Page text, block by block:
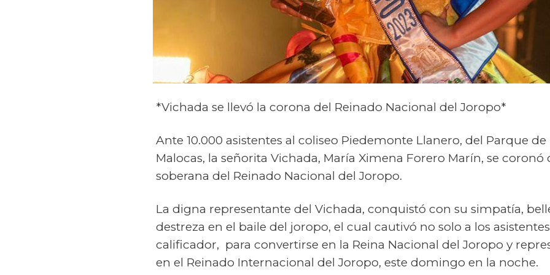
*Vichada se llevó la corona del Reinado Nacional del Joropo*
Ante 10.000 asistentes al coliseo Piedemonte Llanero, del Parque
Malocas, la señorita Vichada, María Ximena Forero Marín, se
soberana del Reinado Nacional del Joropo.
La digna representante del Vichada, conquistó con su simpatía,
destreza en el baile del joropo, el cual cautivó no solo a los
calificador, para convertirse en la Reina Nacional del Joropo y
en el Reinado Internacional del Joropo, este domingo en la noche.